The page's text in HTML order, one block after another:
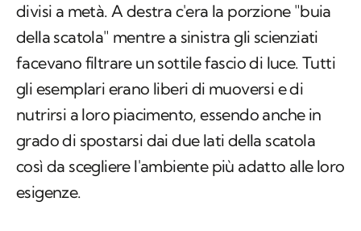
divisi a metà. A destra c'era la porzione "buia
della scatola" mentre a sinistra gli scienziati
facevano filtrare un sottile fascio di luce. Tutti
gli esemplari erano liberi di muoversi e di
nutrirsi a loro piacimento, essendo anche in
grado di spostarsi dai due lati della scatola
così da scegliere l'ambiente più adatto alle loro
esigenze.